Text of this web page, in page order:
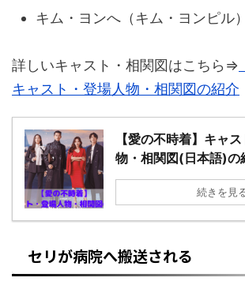
キム・ヨンへ（キム・ヨンピル）
詳しいキャスト・相関図はこちら⇒
キャスト・登場人物・相関図の紹介
【愛の不時着】キャ
物・相関図(日本語)の
続きを見
セリが病院へ搬送される